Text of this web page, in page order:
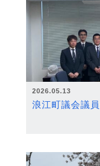
2026.05.13
浪江町議会議